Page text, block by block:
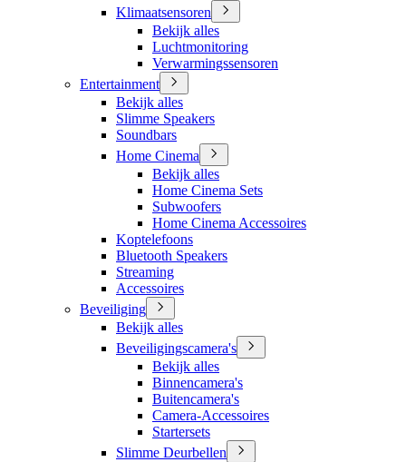
Klimaatsensoren
Bekijk alles
Luchtmonitoring
Verwarmingssensoren
Entertainment
Bekijk alles
Slimme Speakers
Soundbars
Home Cinema
Bekijk alles
Home Cinema Sets
Subwoofers
Home Cinema Accessoires
Koptelefoons
Bluetooth Speakers
Streaming
Accessoires
Beveiliging
Bekijk alles
Beveiligingscamera's
Bekijk alles
Binnencamera's
Buitencamera's
Camera-Accessoires
Startersets
Slimme Deurbellen